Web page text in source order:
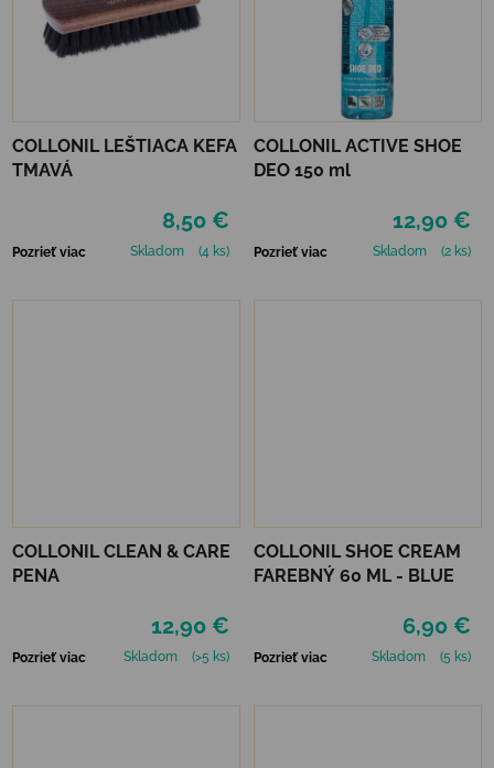
COLLONIL LEŠTIACA KEFA
TMAVÁ
8,50 €
Pozrieť viac Skladom (4 ks)
COLLONIL ACTIVE SHOE
DEO 150 ml
12,90 €
Pozrieť viac Skladom (2 ks)
COLLONIL CLEAN & CARE
PENA
12,90 €
Pozrieť viac Skladom (>5 ks)
COLLONIL SHOE CREAM
FAREBNÝ 60 ML - BLUE
6,90 €
Pozrieť viac Skladom (5 ks)